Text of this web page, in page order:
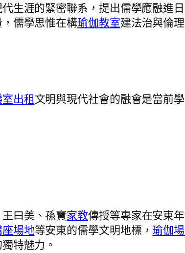
生涯的緊密聯系，提出儒學應融進日
儒學思惟在構瑜伽教室建法治與倫
出租文明與現代社會的融會是當前
曰美、孫寶家教傳授等專家在安東
場地等安東的儒學文明地標，瑜伽
特魅力。